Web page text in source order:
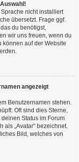
nicht installiert
übersetzt. Frage ggf.
du benötigst,
wir uns freuen, wenn du
können auf der Website
angezeigt
Benutzernamen stehen.
Oft sind dies Sterne,
Status im Forum
als „Avatar“ bezeichnet.
Bild, welches von